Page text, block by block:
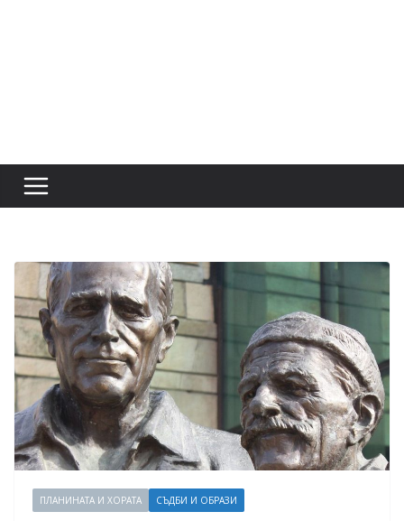
ПЛАНИНАТА И ХОРАТА СЪДБИ И ОБРАЗИ